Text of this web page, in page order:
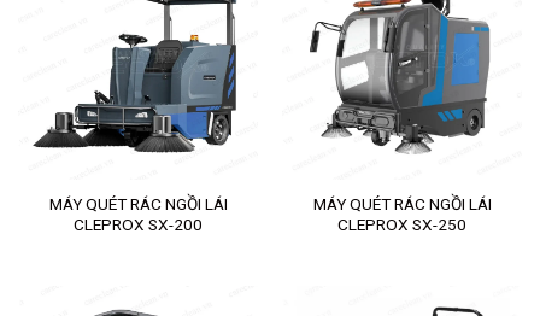
MÁY QUÉT RÁC NGỒI LÁI
CLEPROX SX-200
MÁY QUÉT RÁC NGỒI LÁI
CLEPROX SX-250